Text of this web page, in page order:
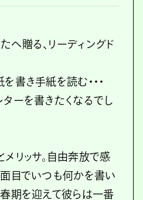
へ贈る、リーディングド
書き手紙を読む・・・
ーを書きたくなるでし
リッサ。自由奔放で感
面目でいつも何かを書い
春期を迎えて彼らは一番